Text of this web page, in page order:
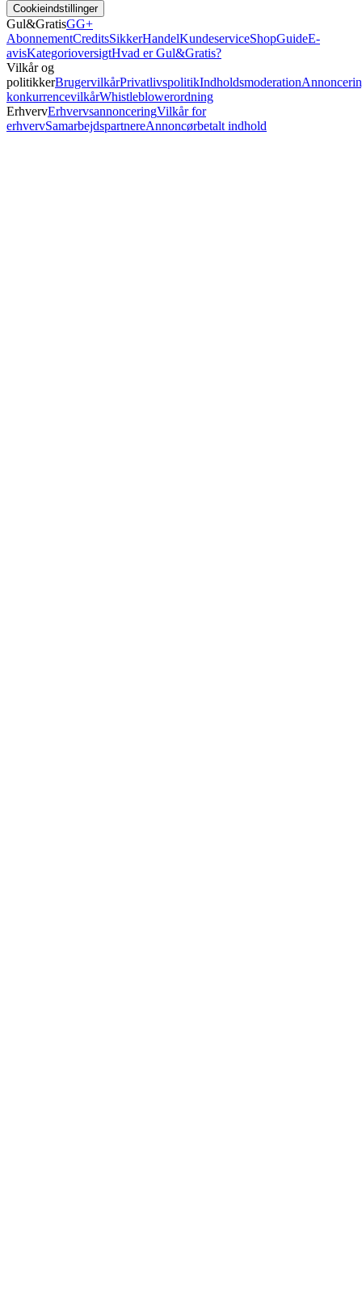
Cookieindstillinger
Gul&GratisGG+
AbonnementCreditsSikkerHandelKundeserviceShopGuideE-
avisKategorioversigtHvad er Gul&Gratis?
Vilkår og
politikkerBrugervilkårPrivatlivspolitikIndholdsmoderation
konkurrencevilkårWhistleblowerordning
ErhvervErhvervsannonceringVilkår for
erhvervSamarbejdspartnereAnnoncørbetalt indhold